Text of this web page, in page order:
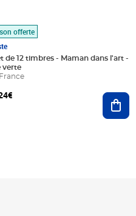
offerte
de 12 timbres - Maman dans l'art -
verte